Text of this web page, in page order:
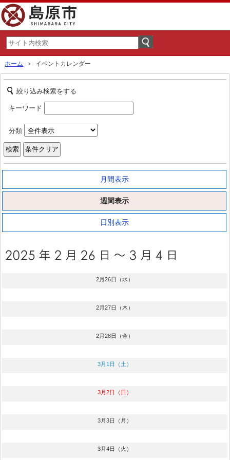
ホーム ＞ イベントカレンダー
絞り込み検索をする
キーワード
分類
月間表示
週間表示
日別表示
2月26日（水）
2月27日（木）
2月28日（金）
3月1日（土）
3月2日（日）
3月3日（月）
3月4日（火）